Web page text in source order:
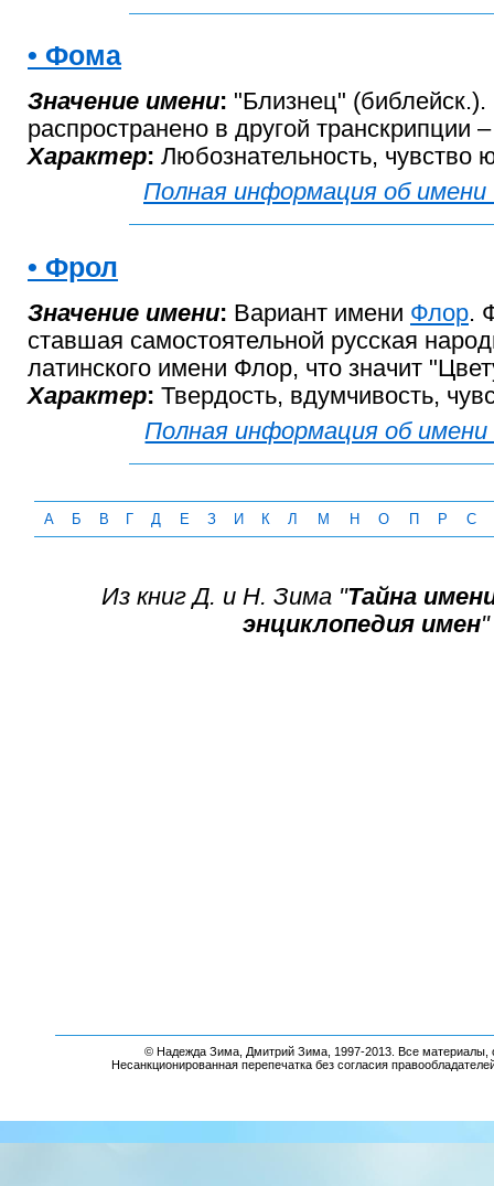
• Фома
Значение имени: "Близнец"
распространено в другой транскрипции
Характер: Любознательность,
Полная информация об
• Фрол
Значение имени: Вариант имени Флор.
ставшая самостоятельной русская
латинского имени Флор, что значит
Характер: Твердость, вдумчивость,
Полная информация об
А Б В Г Д Е З И К Л М Н О П Р С
Из книг Д. и Н. Зима "Тайна
энциклопедия имен"
© Надежда Зима, Дмитрий Зима, 1997-2013. Все материалы,
Несанкционированная перепечатка без согласия